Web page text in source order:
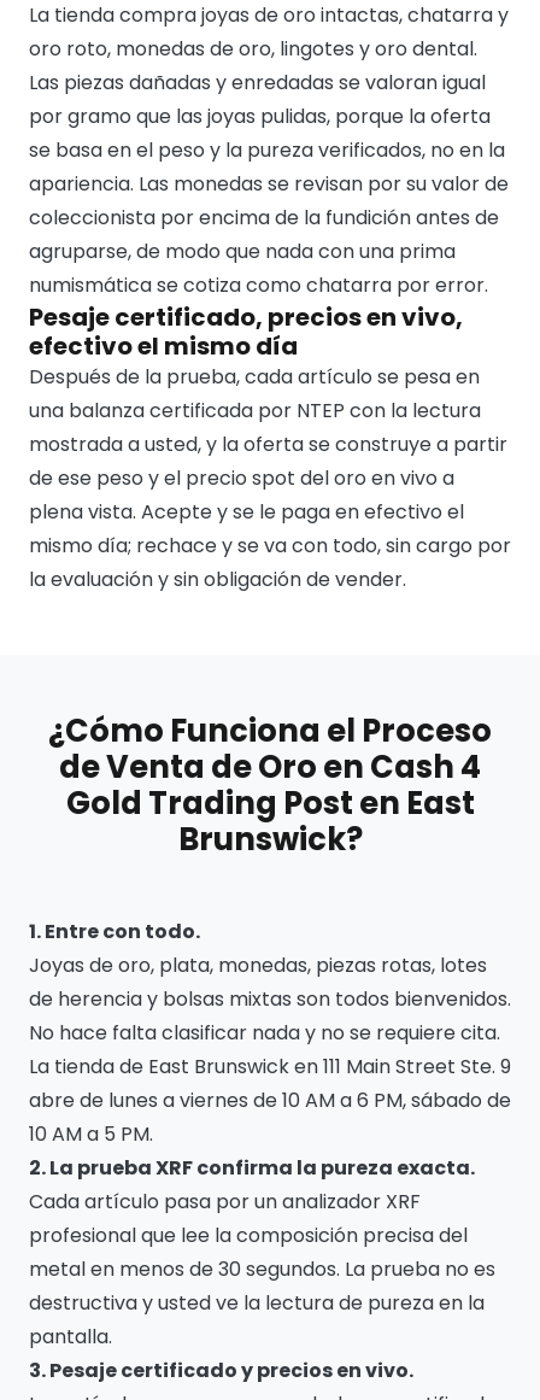
La tienda compra joyas de oro intactas, chatarra y
oro roto, monedas de oro, lingotes y oro dental.
Las piezas dañadas y enredadas se valoran igual
por gramo que las joyas pulidas, porque la oferta
se basa en el peso y la pureza verificados, no en la
apariencia. Las monedas se revisan por su valor de
coleccionista por encima de la fundición antes de
agruparse, de modo que nada con una prima
numismática se cotiza como chatarra por error.
Pesaje certificado, precios en vivo,
efectivo el mismo día
Después de la prueba, cada artículo se pesa en
una balanza certificada por NTEP con la lectura
mostrada a usted, y la oferta se construye a partir
de ese peso y el precio spot del oro en vivo a
plena vista. Acepte y se le paga en efectivo el
mismo día; rechace y se va con todo, sin cargo por
la evaluación y sin obligación de vender.
¿Cómo Funciona el Proceso
de Venta de Oro en Cash 4
Gold Trading Post en East
Brunswick?
1. Entre con todo.
Joyas de oro, plata, monedas, piezas rotas, lotes
de herencia y bolsas mixtas son todos bienvenidos.
No hace falta clasificar nada y no se requiere cita.
La tienda de East Brunswick en 111 Main Street Ste. 9
abre de lunes a viernes de 10 AM a 6 PM, sábado de
10 AM a 5 PM.
2. La prueba XRF confirma la pureza exacta.
Cada artículo pasa por un analizador XRF
profesional que lee la composición precisa del
metal en menos de 30 segundos. La prueba no es
destructiva y usted ve la lectura de pureza en la
pantalla.
3. Pesaje certificado y precios en vivo.